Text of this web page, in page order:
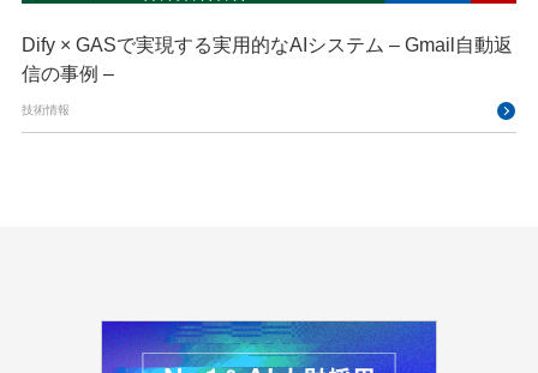
Dify × GASで実現する実用的なAIシステム – Gmail自動返
信の事例 –
技術情報